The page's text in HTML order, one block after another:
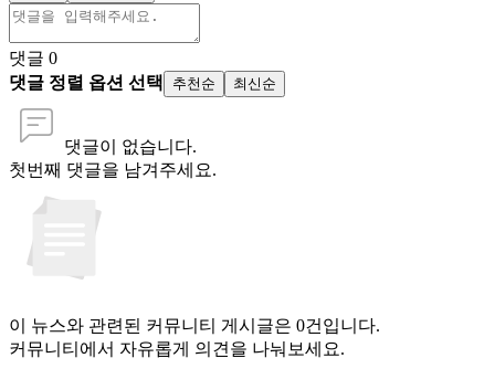
댓글 0
댓글 정렬 옵션 선택
추천순 최신순
댓글이 없습니다.
첫번째 댓글을 남겨주세요.
이 뉴스와 관련된 커뮤니티 게시글은 0건입니다.
커뮤니티에서 자유롭게 의견을 나눠보세요.